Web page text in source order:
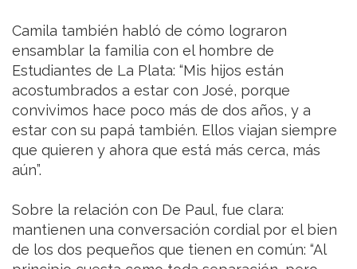
Camila también habló de cómo lograron
ensamblar la familia con el hombre de
Estudiantes de La Plata: “Mis hijos están
acostumbrados a estar con José, porque
convivimos hace poco más de dos años, y a
estar con su papá también. Ellos viajan siempre
que quieren y ahora que está más cerca, más
aún”.
Sobre la relación con De Paul, fue clara:
mantienen una conversación cordial por el bien
de los dos pequeños que tienen en común: “Al